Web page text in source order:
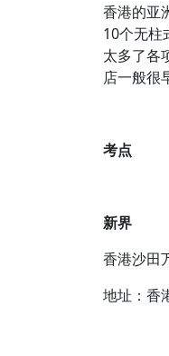
香港的亚
10个无柱
太多了各
店一般很
考点
新界
香港沙田
地址：香